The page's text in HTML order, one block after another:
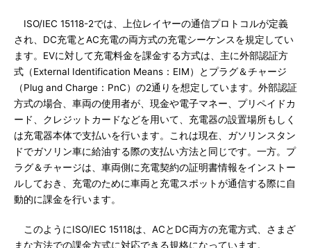
ISO/IEC 15118-2では、上位レイヤーの通信プロトコルが定義
され、DC充電とAC充電の両方式の充電シーケンスを規定してい
ます。EVに対して充電料金を課金する方式は、主に外部認証方
式（External Identification Means：EIM）とプラグ＆チャージ
（Plug and Charge：PnC）の2通りを想定しています。外部認証
方式の場合、車両の使用者が、現金や電子マネー、プリペイドカ
ード、クレジットカードなどを用いて、充電器の設置場所もしく
は充電器本体で支払いを行います。これは現在、ガソリンスタン
ドでガソリン車に給油する際の支払い方法と同じです。一方。プ
ラグ＆チャージは、車両側に充電契約の証明書情報をインストー
ルしておき、充電のために車両と充電スポットが通信する際に自
動的に課金を行います。
このようにISO/IEC 15118は、ACとDC両方の充電方式、さまざ
まな方法での課金方式に対応できる規格になっています。